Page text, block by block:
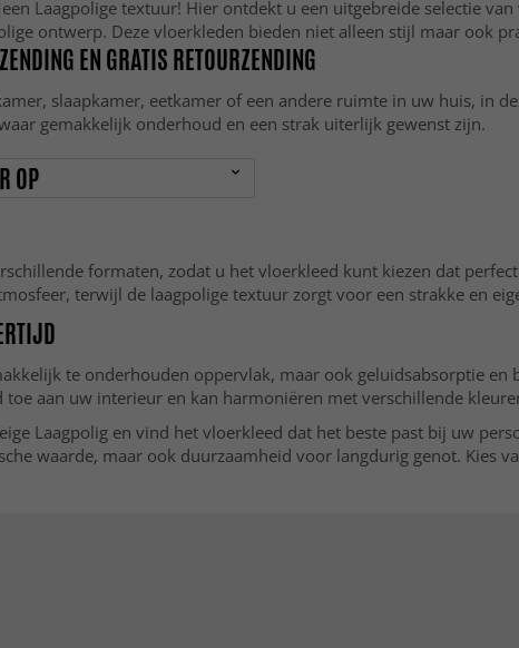
Laagpolige textuur! Hier ontdekt u een uitgebreide selectie
ontwerp. Deze vloerkleden bieden niet alleen stijl maar ook
EN GRATIS RETOURZENDING
slaapkamer, eetkamer of een andere ruimte in uw huis, in
gemakkelijk onderhoud en een strak uiterlijk gewenst zijn.
OP
formaten, zodat u het vloerkleed kunt kiezen dat
terwijl de laagpolige textuur zorgt voor een strakke en
te onderhouden oppervlak, maar ook geluidsabsorptie
aan uw interieur en kan harmoniëren met verschillende
Laagpolig en vind het vloerkleed dat het beste past bij uw
waarde, maar ook duurzaamheid voor langdurig genot. Kies